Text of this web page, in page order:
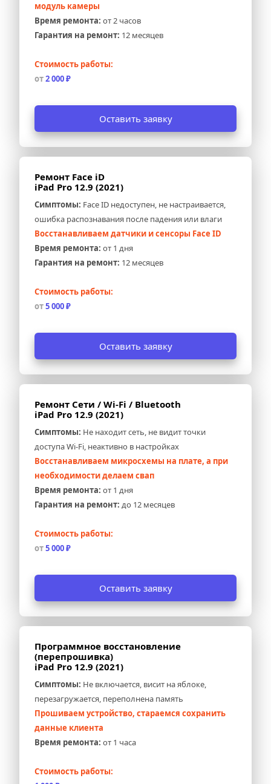
модуль камеры
Время ремонта: от 2 часов
Гарантия на ремонт: 12 месяцев
Стоимость работы:
от 2 000 ₽
Оставить заявку
Ремонт Face iD
iPad Pro 12.9 (2021)
Симптомы: Face ID недоступен, не настраивается,
ошибка распознавания после падения или влаги
Восстанавливаем датчики и сенсоры Face ID
Время ремонта: от 1 дня
Гарантия на ремонт: 12 месяцев
Стоимость работы:
от 5 000 ₽
Оставить заявку
Ремонт Сети / Wi-Fi / Bluetooth
iPad Pro 12.9 (2021)
Симптомы: Не находит сеть, не видит точки
доступа Wi-Fi, неактивно в настройках
Восстанавливаем микросхемы на плате, а при
необходимости делаем свап
Время ремонта: от 1 дня
Гарантия на ремонт: до 12 месяцев
Стоимость работы:
от 5 000 ₽
Оставить заявку
Программное восстановление
(перепрошивка)
iPad Pro 12.9 (2021)
Симптомы: Не включается, висит на яблоке,
перезагружается, переполнена память
Прошиваем устройство, стараемся сохранить
данные клиента
Время ремонта: от 1 часа
Стоимость работы: